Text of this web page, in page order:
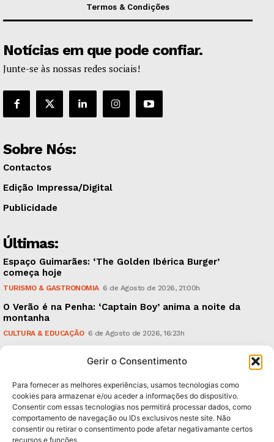
Gerir o Consentimento
Para fornecer as melhores experiências, usamos tecnologias como
cookies para armazenar e/ou aceder a informações do dispositivo.
Consentir com essas tecnologias nos permitirá processar dados, como
comportamento de navegação ou IDs exclusivos neste site. Não
consentir ou retirar o consentimento pode afetar negativamante certos
recursos e funções.
Termos & Condições
Notícias em que pode confiar.
Junte-se às nossas redes sociais!
Sobre Nós:
Contactos
Edição Impressa/Digital
Publicidade
Últimas:
Espaço Guimarães: ‘The Golden Ibérica Burger’
começa hoje
TURISMO & GASTRONOMIA 6 de Agosto de 2026, 21:00h
O Verão é na Penha: ‘Captain Boy’ anima a noite da
montanha
CULTURA & EDUCAÇÃO 6 de Agosto de 2026, 16:23h
em causa”, garante Ricardo Araújo
Subscreva Newsletter: